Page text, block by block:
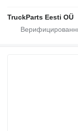
TruckParts Eesti OÜ